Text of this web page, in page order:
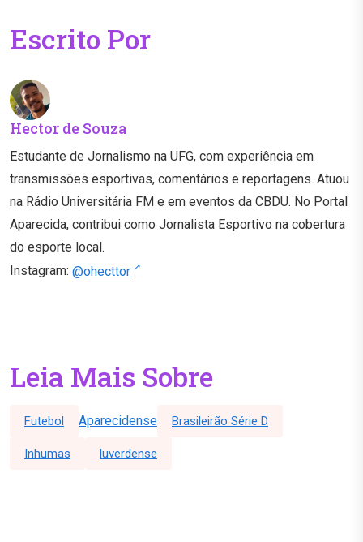
Escrito Por
Hector de Souza
Estudante de Jornalismo na UFG, com experiência em
transmissões esportivas, comentários e reportagens. Atuou
na Rádio Universitária FM e em eventos da CBDU. No Portal
Aparecida, contribui como Jornalista Esportivo na cobertura
do esporte local.
Instagram: @ohecttor
Leia Mais Sobre
Futebol Aparecidense Brasileirão Série D
Inhumas luverdense